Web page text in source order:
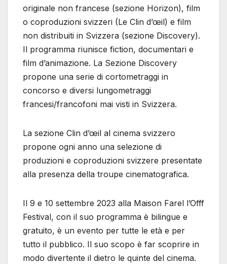
originale non francese (sezione Horizon), film
o coproduzioni svizzeri (Le Clin d’œil) e film
non distribuiti in Svizzera (sezione Discovery).
Il programma riunisce fiction, documentari e
film d’animazione. La Sezione Discovery
propone una serie di cortometraggi in
concorso e diversi lungometraggi
francesi/francofoni mai visti in Svizzera.
La sezione Clin d’œil al cinema svizzero
propone ogni anno una selezione di
produzioni e coproduzioni svizzere presentate
alla presenza della troupe cinematografica.
Il 9 e 10 settembre 2023 alla Maison Farel l’Offf
Festival, con il suo programma è bilingue e
gratuito, è un evento per tutte le età e per
tutto il pubblico. Il suo scopo è far scoprire in
modo divertente il dietro le quinte del cinema.